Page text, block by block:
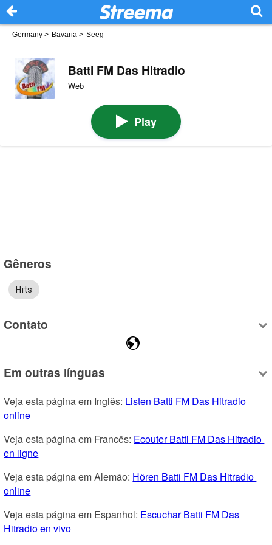
Germany > Bavaria > Seeg
Batti FM Das Hitradio
Web
Play
Gêneros
Hits
Contato
Em outras línguas
Veja esta página em Inglês: Listen Batti FM Das Hitradio
online
Veja esta página em Francês: Ecouter Batti FM Das Hitradio
en ligne
Veja esta página em Alemão: Hören Batti FM Das Hitradio
online
Veja esta página em Espanhol: Escuchar Batti FM Das
Hitradio en vivo